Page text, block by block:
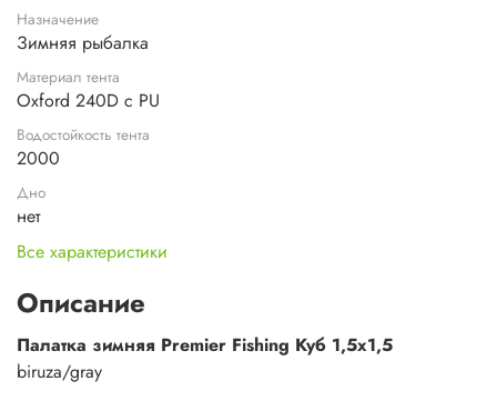
Назначение
Зимняя рыбалка
Материал тента
Oxford 240D с PU
Водостойкость тента
2000
Дно
нет
Все характеристики
Описание
Палатка зимняя Premier Fishing Куб 1,5х1,5
biruza/gray